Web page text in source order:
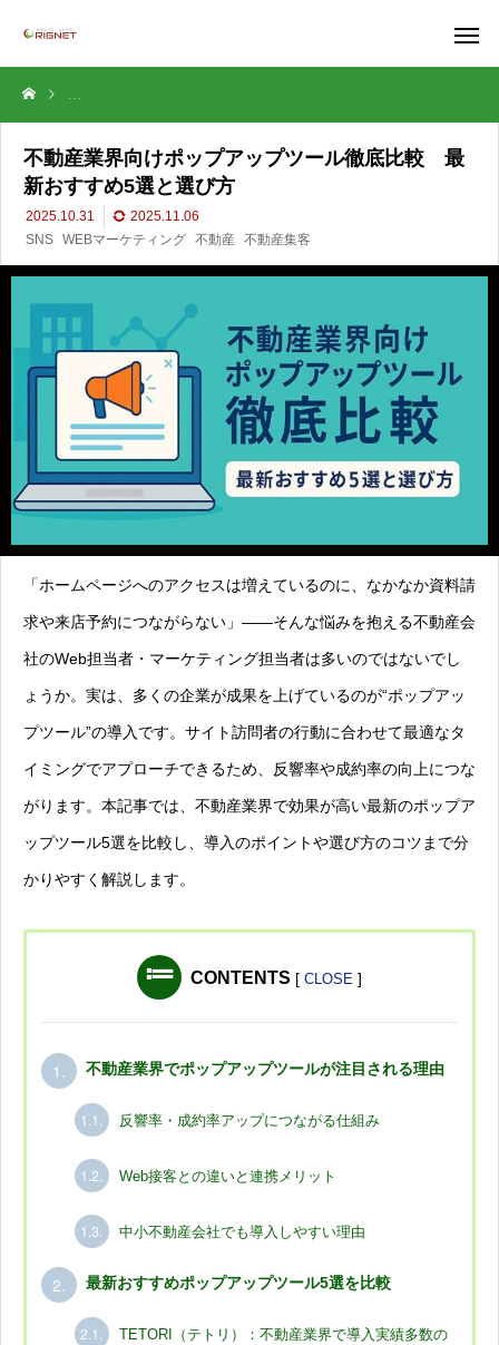
不動産業界向けポップアップツール徹底比較 最新おすすめ5選と選び
不動産業界向けポップアップツール徹底比較 最
新おすすめ5選と選び方
2025.10.31
2025.11.06
SNS WEBマーケティング 不動産 不動産集客
「ホームページへのアクセスは増えているのに、なかなか資料請
求や来店予約につながらない」――そんな悩みを抱える不動産会
社のWeb担当者・マーケティング担当者は多いのではないでし
ょうか。実は、多くの企業が成果を上げているのが“ポップアッ
プツール”の導入です。サイト訪問者の行動に合わせて最適なタ
イミングでアプローチできるため、反響率や成約率の向上につな
がります。本記事では、不動産業界で効果が高い最新のポップア
ップツール5選を比較し、導入のポイントや選び方のコツまで分
かりやすく解説します。
CONTENTS [ CLOSE ]
1. 不動産業界でポップアップツールが注目される理由
1.1. 反響率・成約率アップにつながる仕組み
1.2. Web接客との違いと連携メリット
1.3. 中小不動産会社でも導入しやすい理由
2. 最新おすすめポップアップツール5選を比較
2.1.
TETORI（テトリ）：不動産業界で導入実績多数の